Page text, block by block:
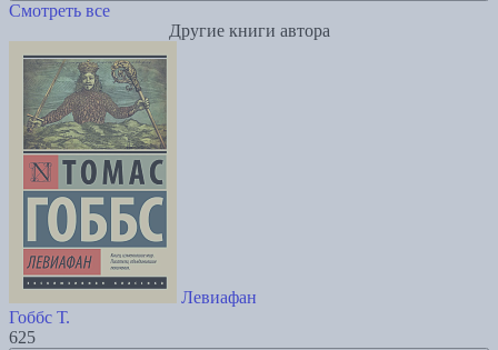
Смотреть все
Другие книги автора
Левиафан
Гоббс Т.
625